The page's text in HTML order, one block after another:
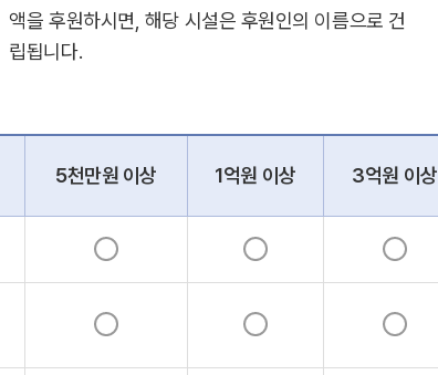
액을 후원하시면, 해당 시설은 후원인의 이름으로 건
립됩니다.
5천만원 이상 1억원 이상 3억원 이상